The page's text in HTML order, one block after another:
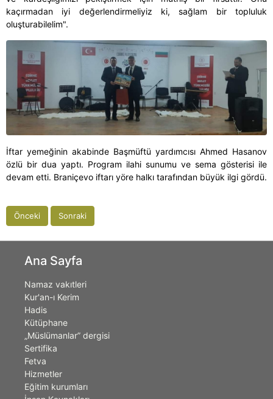
kaçırmadan iyi değerlendirmeliyiz ki, sağlam bir topluluk
oluşturabilelim".
İftar yemeğinin akabinde Başmüftü yardımcısı Ahmed Hasanov
özlü bir dua yaptı. Program ilahi sunumu ve sema gösterisi ile
devam etti. Braniçevo iftarı yöre halkı tarafından büyük ilgi gördü.
Önceki Sonraki
Ana Sayfa
Namaz vakıtleri
Kur'an-ı Kerim
Hadis
Kütüphane
„Müslümanlar” dergisi
Sertifika
Fetva
Hizmetler
Eğitim kurumları